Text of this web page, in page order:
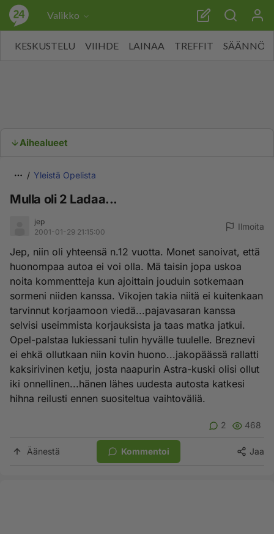
Valikko
KESKUSTELU VIIHDE LAINAA TREFFIT SÄÄNNÖT
Aihealueet
Yleistä Opelista
Mulla oli 2 Ladaa...
jep
2001-01-29 21:15:00
Ilmoita
Jep, niin oli yhteensä n.12 vuotta. Monet sanoivat, että
huonompaa autoa ei voi olla. Mä taisin jopa uskoa
noita kommentteja kun ajoittain jouduin sotkemaan
sormeni niiden kanssa. Vikojen takia niitä ei kuitenkaan
tarvinnut korjaamoon viedä...pajavasaran kanssa
selvisi useimmista korjauksista ja taas matka jatkui.
Opel-palstaa lukiessani tulin hyvälle tuulelle. Breznevi
ei ehkä ollutkaan niin kovin huono...jakopäässä rallatti
kaksirivinen ketju, josta naapurin Astra-kuski olisi ollut
iki onnellinen...hänen lähes uudesta autosta katkesi
hihna reilusti ennen suositeltua vaihtoväliä.
2 468
Äänestä Kommentoi Jaa